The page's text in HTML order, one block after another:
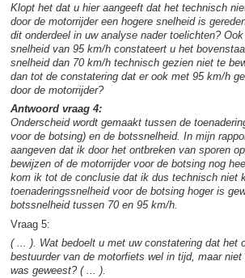
Klopt het dat u hier aangeeft dat het technisch
door de motorrijder een hogere snelheid is
dit onderdeel in uw analyse nader toelichten?
snelheid van 95 km/h constateert u het
snelheid dan 70 km/h technisch gezien niet te
dan tot de constatering dat er ook met 95 km/h
door de motorrijder?
Antwoord vraag 4:
Onderscheid wordt gemaakt tussen de
voor de botsing) en de botssnelheid. In mijn
aangeven dat ik door het ontbreken van sporen
bewijzen of de motorrijder voor de botsing nog
kom ik tot de conclusie dat ik dus technisch niet
toenaderingssnelheid voor de botsing hoger is
botssnelheid tussen 70 en 95 km/h.
Vraag 5:
( ... ). Wat bedoelt u met uw constatering dat het
bestuurder van de motorfiets wel in tijd, maar
was geweest? ( ... ).